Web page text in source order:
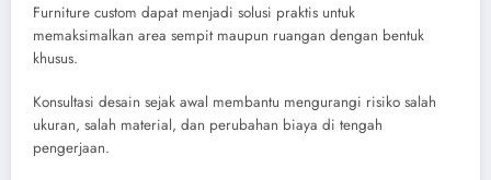
Furniture custom dapat menjadi solusi praktis untuk
memaksimalkan area sempit maupun ruangan dengan bentuk
khusus.
Konsultasi desain sejak awal membantu mengurangi risiko salah
ukuran, salah material, dan perubahan biaya di tengah
pengerjaan.